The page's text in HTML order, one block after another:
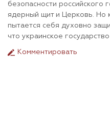
безопасности российского
ядерный щит и Церковь. Но
пытается себя духовно
что украинское
Комментировать